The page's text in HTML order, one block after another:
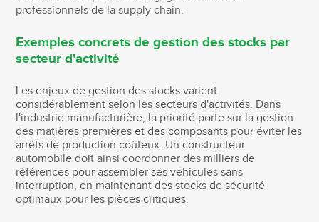
professionnels de la supply chain.
Exemples concrets de gestion des stocks par
secteur d'activité
Les enjeux de gestion des stocks varient
considérablement selon les secteurs d'activités. Dans
l'industrie manufacturière, la priorité porte sur la gestion
des matières premières et des composants pour éviter les
arrêts de production coûteux. Un constructeur
automobile doit ainsi coordonner des milliers de
références pour assembler ses véhicules sans
interruption, en maintenant des stocks de sécurité
optimaux pour les pièces critiques.